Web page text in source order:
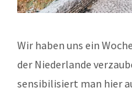
Wir haben uns ein
der Niederlande
sensibilisiert man hier